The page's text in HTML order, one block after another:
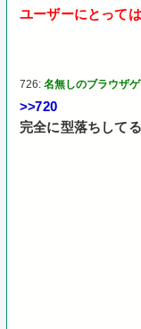
ユーザーにとって
726:名無しのブラウザ
>>720
完全に型落ちして